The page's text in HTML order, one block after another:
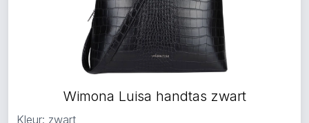
Wimona Luisa handtas zwart
Kleur: zwart